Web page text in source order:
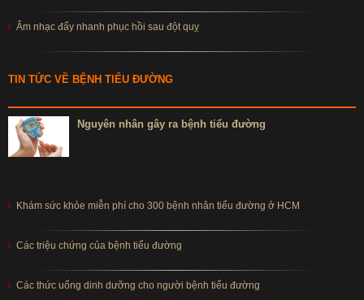
Âm nhạc đẩy nhanh phục hồi sau đột quỵ
TIN TỨC VỀ BỆNH TIỂU ĐƯỜNG
Nguyên nhân gây ra bệnh tiểu đường
Khám sức khỏe miễn phí cho 300 bệnh nhân tiểu đường ở HCM
Các triệu chứng của bệnh tiểu đường
Các thức uống dinh dưỡng cho người bệnh tiểu đường